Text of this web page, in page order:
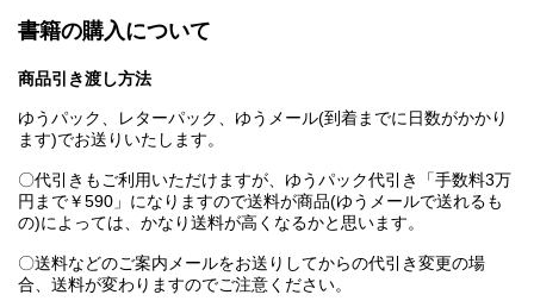
書籍の購入について
商品引き渡し方法
ゆうパック、レターパック、ゆうメール(到着までに日数がかかり
ます)でお送りいたします。
〇代引きもご利用いただけますが、ゆうパック代引き「手数料3万
円まで￥590」になりますので送料が商品(ゆうメールで送れるも
の)によっては、かなり送料が高くなるかと思います。
〇送料などのご案内メールをお送りしてからの代引き変更の場
合、送料が変わりますのでご注意ください。